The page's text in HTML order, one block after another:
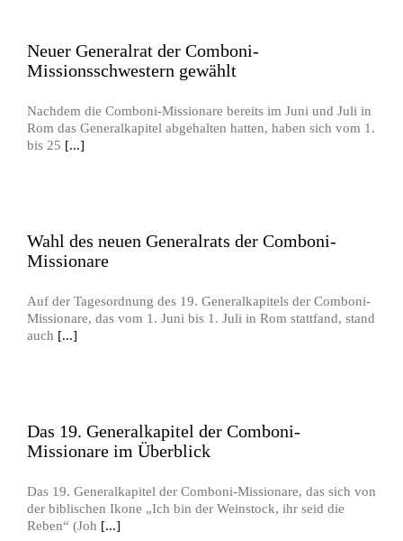
Neuer Generalrat der Comboni-
Missionsschwestern gewählt
Nachdem die Comboni-Missionare bereits im Juni und Juli in
Rom das Generalkapitel abgehalten hatten, haben sich vom 1.
bis 25 [...]
Wahl des neuen Generalrats der Comboni-
Missionare
Auf der Tagesordnung des 19. Generalkapitels der Comboni-
Missionare, das vom 1. Juni bis 1. Juli in Rom stattfand, stand
auch [...]
Das 19. Generalkapitel der Comboni-
Missionare im Überblick
Das 19. Generalkapitel der Comboni-Missionare, das sich von
der biblischen Ikone „Ich bin der Weinstock, ihr seid die
Reben“ (Joh [...]